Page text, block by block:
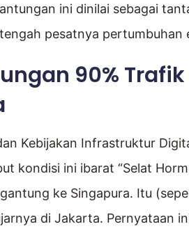
ini dinilai sebagai
pesatnya pertumbuhan
90%
Kebijakan Infrastruktur
kondisi ini ibarat “Selat
ke Singapura. Itu
di Jakarta. Pernyataan